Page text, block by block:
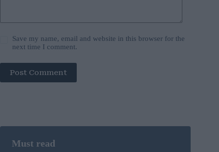
Save my name, email and website in this browser for the
next time I comment.
Post Comment